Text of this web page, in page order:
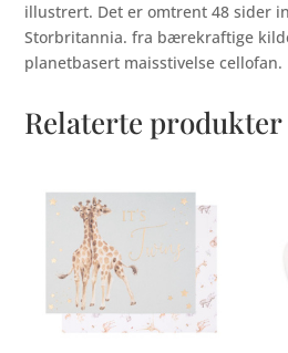
illustrert. Det er omtrent 48 sider
Storbritannia. fra bærekraftige
planetbasert maisstivelse cellofan.
Relaterte produkter